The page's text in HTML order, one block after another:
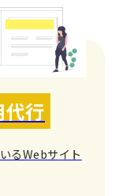
行
るWebサイト